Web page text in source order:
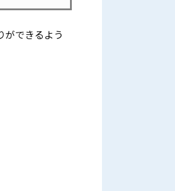
ができるよう